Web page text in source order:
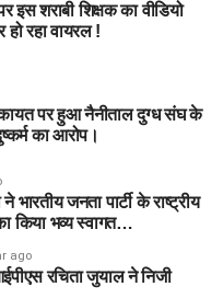
इस शराबी शिक्षक का वीडियो
रहा वायरल !
पर हुआ नैनीताल दुग्ध संघ के
का आरोप।
भारतीय जनता पार्टी के राष्ट्रीय
किया भव्य स्वागत…
ago
रचिता जुयाल ने निजी